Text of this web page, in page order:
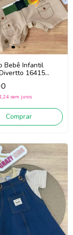
Bebê Infantil
16415
sem juros
Comprar